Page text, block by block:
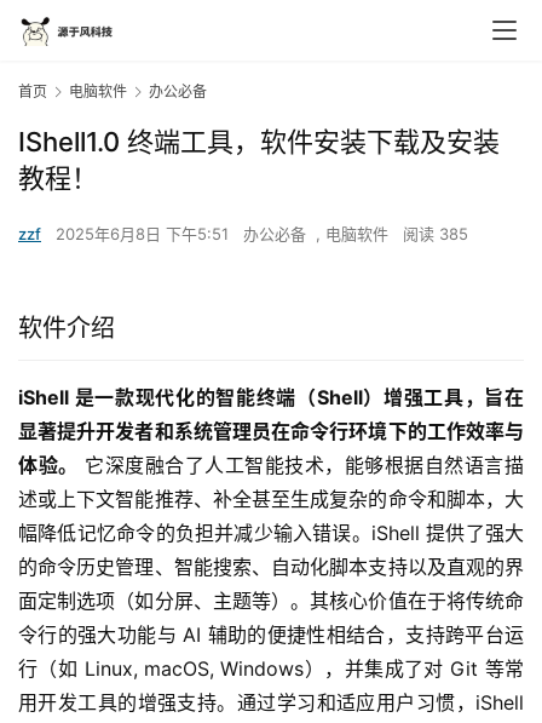
首页 电脑软件 办公必备
IShell1.0 终端工具，软件安装下载及安装
教程！
zzf 2025年6月8日 下午5:51 办公必备 , 电脑软件 阅读 385
软件介绍
iShell 是一款现代化的智能终端（Shell）增强工具，旨在
显著提升开发者和系统管理员在命令行环境下的工作效率与
体验。
它深度融合了人工智能技术，能够根据自然语言描
述或上下文智能推荐、补全甚至生成复杂的命令和脚本，大
幅降低记忆命令的负担并减少输入错误。iShell 提供了强大
的命令历史管理、智能搜索、自动化脚本支持以及直观的界
面定制选项（如分屏、主题等）。其核心价值在于将传统命
令行的强大功能与 AI 辅助的便捷性相结合，支持跨平台运
行（如 Linux, macOS, Windows），并集成了对 Git 等常
用开发工具的增强支持。通过学习和适应用户习惯，iShell